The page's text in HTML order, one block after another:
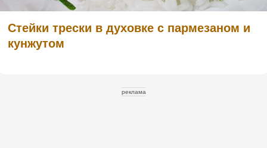
Стейки трески в духовке с пармезаном и
кунжутом
реклама